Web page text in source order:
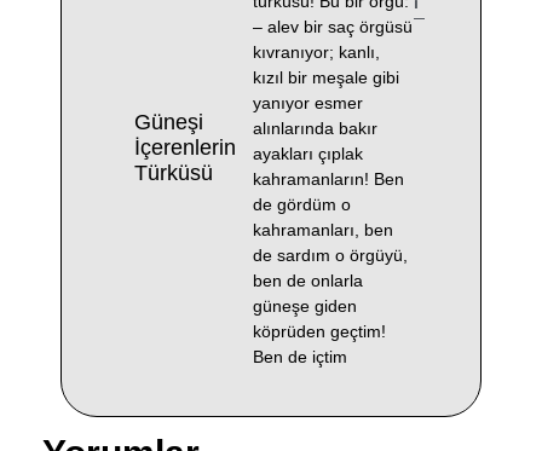
Güneşi
İçerenlerin
Türküsü
– alev bir saç örgüsü
kıvranıyor; kanlı,
kızıl bir meşale gibi
yanıyor esmer
alınlarında bakır
ayakları çıplak
kahramanların! Ben
de gördüm o
kahramanları, ben
de sardım o örgüyü,
ben de onlarla
güneşe giden
köprüden geçtim!
Ben de içtim